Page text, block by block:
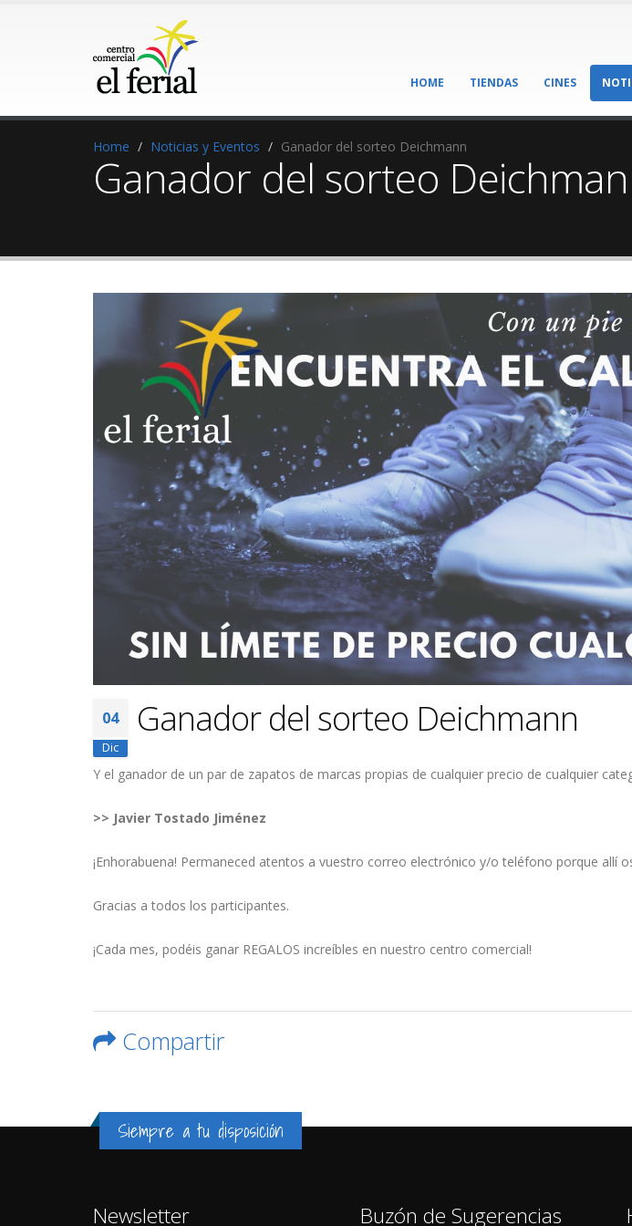
HOME TIENDAS CINES
Home Noticias y Eventos Ganador del sorteo Deichmann
Ganador del sorteo
04
Dic
Ganador del sorteo Deichmann
Y el ganador de un par de zapatos de marcas propias de cualquier precio de cualquier
>> Javier Tostado Jiménez
¡Enhorabuena! Permaneced atentos a vuestro correo electrónico y/o teléfono porque allí
Gracias a todos los participantes.
¡Cada mes, podéis ganar REGALOS increíbles en nuestro centro comercial!
Compartir
Siempre a tu disposición
Newsletter Buzón de Sugerencias